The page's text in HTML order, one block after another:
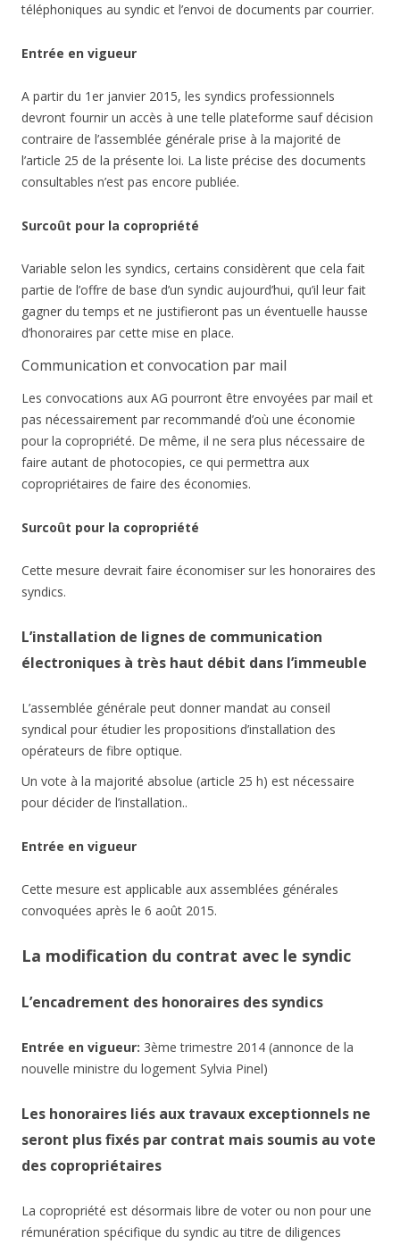
téléphoniques au syndic et l’envoi de documents par courrier.
Entrée en vigueur
A partir du 1er janvier 2015, les syndics professionnels
devront fournir un accès à une telle plateforme sauf décision
contraire de l’assemblée générale prise à la majorité de
l’article 25 de la présente loi. La liste précise des documents
consultables n’est pas encore publiée.
Surcoût pour la copropriété
Variable selon les syndics, certains considèrent que cela fait
partie de l’offre de base d’un syndic aujourd’hui, qu’il leur fait
gagner du temps et ne justifieront pas un éventuelle hausse
d’honoraires par cette mise en place.
Communication et convocation par mail
Les convocations aux AG pourront être envoyées par mail et
pas nécessairement par recommandé d’où une économie
pour la copropriété. De même, il ne sera plus nécessaire de
faire autant de photocopies, ce qui permettra aux
copropriétaires de faire des économies.
Surcoût pour la copropriété
Cette mesure devrait faire économiser sur les honoraires des
syndics.
L’installation de lignes de communication
électroniques à très haut débit dans l’immeuble
L’assemblée générale peut donner mandat au conseil
syndical pour étudier les propositions d’installation des
opérateurs de fibre optique.
Un vote à la majorité absolue (article 25 h) est nécessaire
pour décider de l’installation..
Entrée en vigueur
Cette mesure est applicable aux assemblées générales
convoquées après le 6 août 2015.
La modification du contrat avec le syndic
L’encadrement des honoraires des syndics
Entrée en vigueur: 3ème trimestre 2014 (annonce de la
nouvelle ministre du logement Sylvia Pinel)
Les honoraires liés aux travaux exceptionnels ne
seront plus fixés par contrat mais soumis au vote
des copropriétaires
La copropriété est désormais libre de voter ou non pour une
rémunération spécifique du syndic au titre de diligences